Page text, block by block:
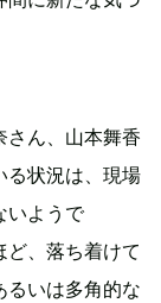
さん、山本舞香
る状況は、現場
いようで
ど、落ち着けて
るいは多角的な